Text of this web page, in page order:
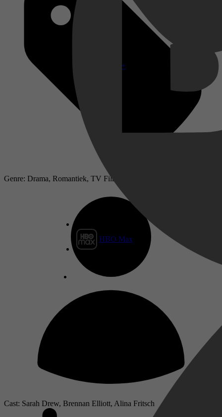
Disney+
HBO Max
Genre: Drama, Romantiek, TV Film, Romance
Cast: Sarah Drew, Brennan Elliott, Alina Fritsch